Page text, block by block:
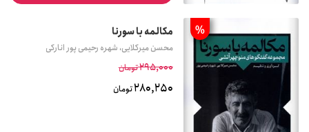
% مکالمه با سورنا
محسن میرکلایی، شهره رحیمی پور انارکی
295,000تومان
280,250تومان